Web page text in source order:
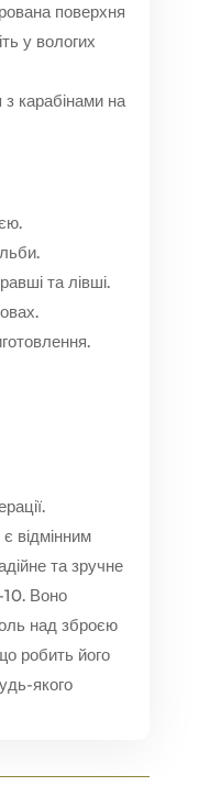
поверхня
у вологих
карабінами на
та лівші.
відмінним
та зручне
10. Воно
над зброєю
робить його
якого